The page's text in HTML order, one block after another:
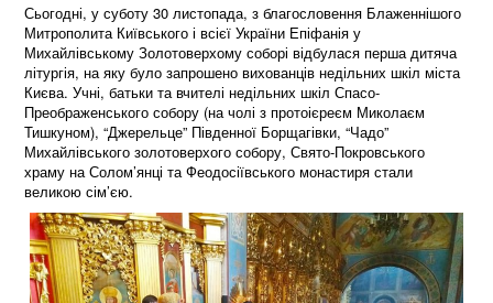
Сьогодні, у суботу 30 листопада, з благословення Блаженнішого
Митрополита Київського і всієї України Епіфанія у
Михайлівському Золотоверхому соборі відбулася перша дитяча
літургія, на яку було запрошено вихованців недільних шкіл міста
Києва. Учні, батьки та вчителі недільних шкіл Спасо-
Преображенського собору (на чолі з протоієреєм Миколаєм
Тишкуном), “Джерельце” Південної Борщагівки, “Чадо”
Михайлівського золотоверхого собору, Свято-Покровського
храму на Солом’янці та Феодосіївського монастиря стали
великою сім’єю.